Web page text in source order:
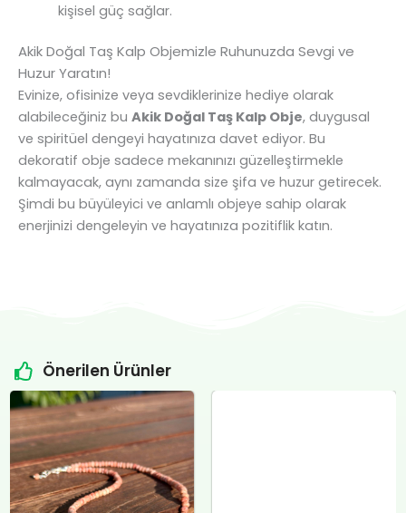
kişisel güç sağlar.
Akik Doğal Taş Kalp Objemizle Ruhunuzda Sevgi ve
Huzur Yaratın!
Evinize, ofisinize veya sevdiklerinize hediye olarak
alabileceğiniz bu Akik Doğal Taş Kalp Obje, duygusal
ve spiritüel dengeyi hayatınıza davet ediyor. Bu
dekoratif obje sadece mekanınızı güzelleştirmekle
kalmayacak, aynı zamanda size şifa ve huzur getirecek.
Şimdi bu büyüleyici ve anlamlı objeye sahip olarak
enerjinizi dengeleyin ve hayatınıza pozitiflik katın.
Önerilen Ürünler
Orijinal
fiyat:
₺4.800,00.
Şu
andaki
fiyat:
₺4.500,00.